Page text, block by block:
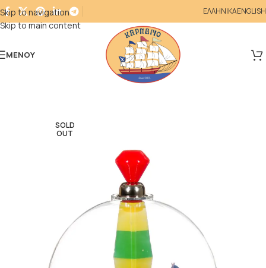
Skip to navigation
Skip to main content
ΕΛΛΗΝΙΚΑENGLISH
ΜΕΝΟΎ
SOLD
OUT